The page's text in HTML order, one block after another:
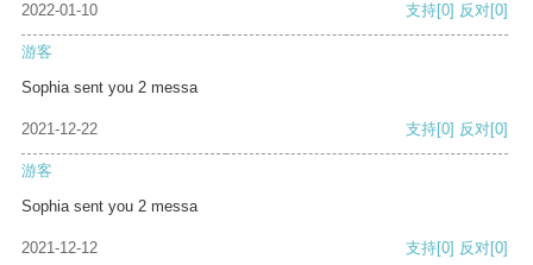
2022-01-10 支持[0] 反对[0]
游客
Sophia sent you 2 messa
2021-12-22 支持[0] 反对[0]
游客
Sophia sent you 2 messa
2021-12-12 支持[0] 反对[0]